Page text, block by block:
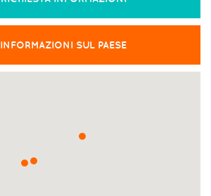
INFORMAZIONI SUL PAESE